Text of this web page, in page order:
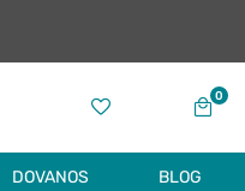
0
DOVANOS BLOG